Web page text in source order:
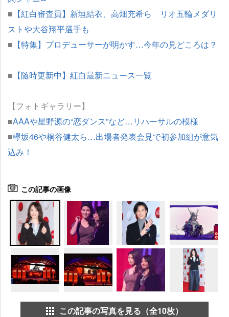
■ 【紅白審査員】新垣結衣、高畑充希ら リオ五輪メダリ
ストや大谷翔平選手も
■ 【特集】プロデューサーが明かす…今年の見どころは？
■ 【随時更新中】紅白最新ニュース一覧
【フォトギャラリー】
■AAAや星野源の“恋ダンス”など…リハーサルの模様
■欅坂46や桐谷健太ら…出場者発表会見で初参加組が意気
込み！
この記事の画像
この記事の写真を見る（全10枚）